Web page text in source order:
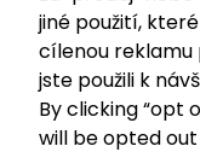
jiné použití,
cílenou
jste použili k
By clicking “opt
will be opted